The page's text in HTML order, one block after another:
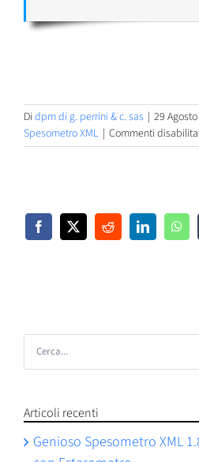
Di dpm di g. perrini & c. sas | 29
Spesometro XML | Commenti
Facebook
X RedditLinkedIn
Cerca
per:
Articoli recenti
Genioso Spesometro XML